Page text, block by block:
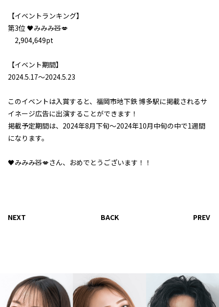
【イベントランキング】
第3位🖤みみみ🧸💋
2,904,649pt
【イベント期間】
2024.5.17～2024.5.23
このイベントは入賞すると、福岡市地下鉄 博多駅に掲載されるサ
イネージ広告に出演することができます！
掲載予定期間は、2024年8月下旬～2024年10月中旬の中で1週間
になります。
🖤みみみ🧸💋さん、おめでとうございます！！
NEXT BACK PREV